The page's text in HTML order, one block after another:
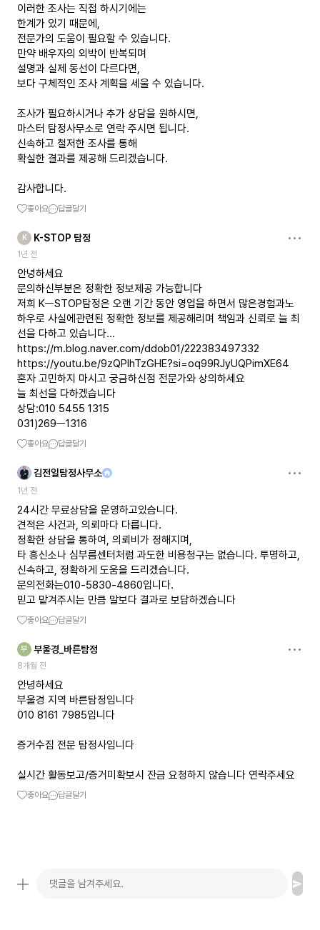
이러한 조사는 직접 하시기에는
한계가 있기 때문에,
전문가의 도움이 필요할 수 있습니다.
만약 배우자의 외박이 반복되며
설명과 실제 동선이 다르다면,
보다 구체적인 조사 계획을 세울 수 있습니다.
조사가 필요하시거나 추가 상담을 원하시면,
마스터 탐정사무소로 연락 주시면 됩니다.
신속하고 철저한 조사를 통해
확실한 결과를 제공해 드리겠습니다.
감사합니다.
좋아요 답글달기
K K-STOP 탐정
1년 전
안녕하세요
문의하신부분은 정확한 정보제공 가능합니다
저희 KㅡSTOP탐정은 오랜 기간 동안 영업을 하면서 많은경험과노
하우로 사실에관련된 정확한 정보를 제공해리며 책임과 신뢰로 늘 최
https://m.blog.naver.com/ddob01/222383497332
https://youtu.be/9zQPIhTzGHE?si=oq99RJyUQPimXE64
혼자 고민하지 마시고 궁금하신점 전문가와 상의하세요
늘 최선을 다하겠습니다
상담:010 5455 1315
031)269ㅡ1316
좋아요 답글달기
김전일탐정사무소
1년 전
24시간 무료상담을 운영하고있습니다.
견적은 사건과, 의뢰마다 다릅니다.
정확한 상담을 통하여, 의뢰비가 정해지며,
타 흥신소나 심부름센터처럼 과도한 비용청구는 없습니다. 투명하고,
신속하고, 정확하게 도움을 드리겠습니다.
문의전화는010-5830-4860입니다.
믿고 맡겨주시는 만큼 말보다 결과로 보답하겠습니다
좋아요 답글달기
부 부울경_바른탐정
8개월 전
안녕하세요
부울경 지역 바른탐정입니다
010 8161 7985입니다
증거수집 전문 탐정사입니다
실시간 활동보고/증거미확보시 잔금 요청하지 않습니다 연락주세요
좋아요 답글달기